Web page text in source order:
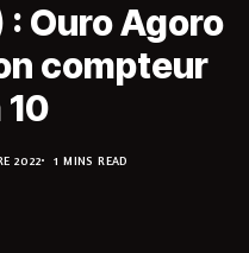
: Ouro Agoro
compteur
2022 1 MINS READ